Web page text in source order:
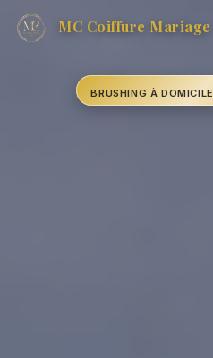
MC Coiffure Mariage
BRUSHING À DOMICILE